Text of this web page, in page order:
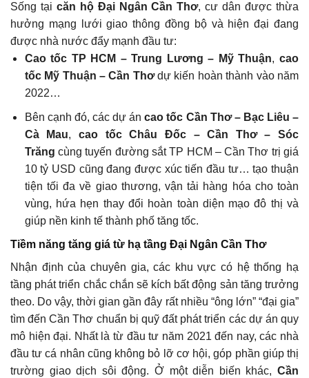
Sống tại căn hộ Đại Ngân Cần Thơ, cư dân được thừa
hưởng mạng lưới giao thông đồng bộ và hiện đại đang
được nhà nước đẩy mạnh đầu tư:
Cao tốc TP HCM – Trung Lương – Mỹ Thuận,cao
tốc Mỹ Thuận – Cần Thơdự kiến hoàn thành vào năm
2022…
Bên cạnh đó, các dự áncao tốc Cần Thơ – Bạc Liêu –
Cà Mau,cao tốc Châu Đốc – Cần Thơ – Sóc
Trăng cùng tuyến đường sắt TP HCM – Cần Thơ trị giá
10 tỷ USD cũng đang được xúc tiến đầu tư… tạo thuận
tiện tối đa về giao thương, vận tải hàng hóa cho toàn
vùng, hứa hẹn thay đổi hoàn toàn diện mạo đô thị và
giúp nền kinh tế thành phố tăng tốc.
Tiềm năng tăng giá từ hạ tầng Đại Ngân Cần Thơ
Nhận định của chuyên gia, các khu vực có hệ thống hạ
tầng phát triển chắc chắn sẽ kích bất động sản tăng trưởng
theo. Do vậy, thời gian gần đây rất nhiều “ông lớn” “đại gia”
tìm đến Cần Thơ chuẩn bị quỹ đất phát triển các dự án quy
mô hiện đại. Nhất là từ đầu tư năm 2021 đến nay, các nhà
đầu tư cá nhân cũng không bỏ lỡ cơ hội, góp phần giúp thị
trường giao dịch sôi động. Ở một diễn biến khác, Cần